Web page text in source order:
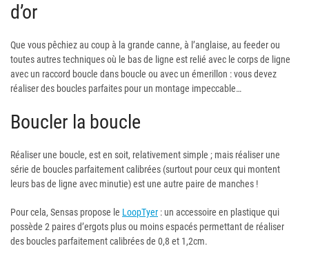
d’or
Que vous pêchiez au coup à la grande canne, à l’anglaise, au feeder ou
toutes autres techniques où le bas de ligne est relié avec le corps de ligne
avec un raccord boucle dans boucle ou avec un émerillon : vous devez
réaliser des boucles parfaites pour un montage impeccable…
Boucler la boucle
Réaliser une boucle, est en soit, relativement simple ; mais réaliser une
série de boucles parfaitement calibrées (surtout pour ceux qui montent
leurs bas de ligne avec minutie) est une autre paire de manches !
Pour cela, Sensas propose le LoopTyer : un accessoire en plastique qui
possède 2 paires d’ergots plus ou moins espacés permettant de réaliser
des boucles parfaitement calibrées de 0,8 et 1,2cm.